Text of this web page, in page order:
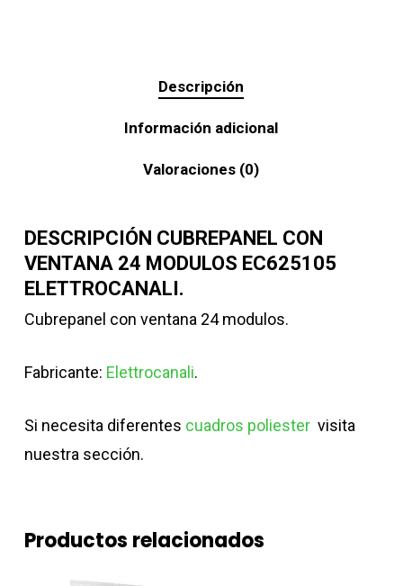
Descripción
Información adicional
Valoraciones (0)
DESCRIPCIÓN CUBREPANEL CON
VENTANA 24 MODULOS EC625105
ELETTROCANALI.
Cubrepanel con ventana 24 modulos.
Fabricante: Elettrocanali.
Si necesita diferentes cuadros poliester visita
nuestra sección.
Productos relacionados